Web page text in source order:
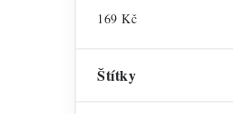
169 Kč
Štítky